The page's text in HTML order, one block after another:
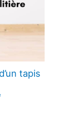
tapis